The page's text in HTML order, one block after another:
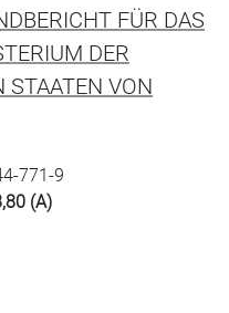
FÜR DAS
DER
STAATEN VON
771-9
(A)